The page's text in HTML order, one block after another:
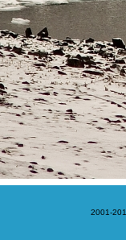
2001-